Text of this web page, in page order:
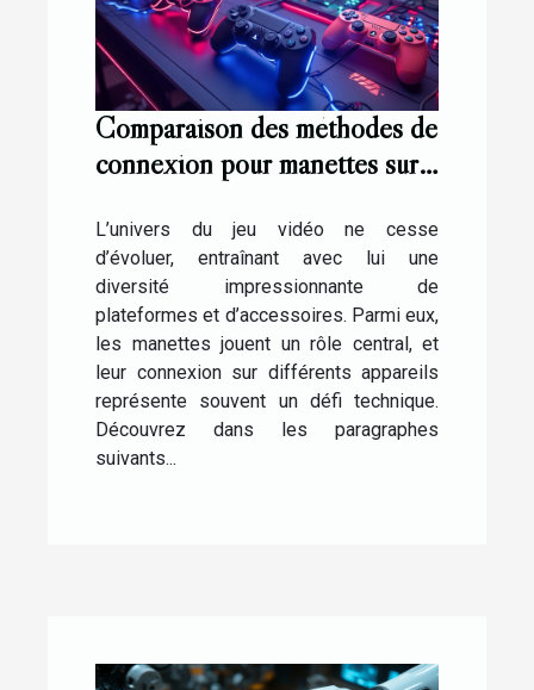
Comparaison des méthodes de
connexion pour manettes sur
L’univers du jeu vidéo ne cesse
d’évoluer, entraînant avec lui une
diversité impressionnante de
plateformes et d’accessoires. Parmi eux,
les manettes jouent un rôle central, et
leur connexion sur différents appareils
représente souvent un défi technique.
Découvrez dans les paragraphes
suivants...